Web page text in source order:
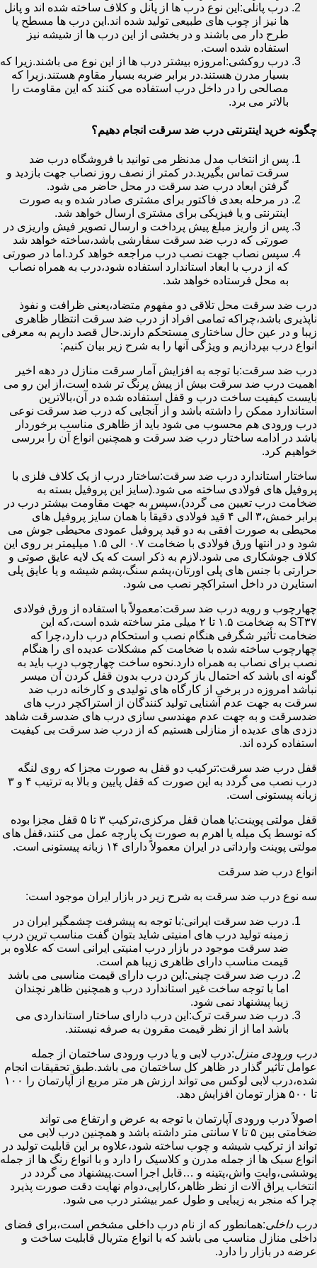
درب پانلی:این نوع درب ها از پانل و کلاف ساخته شده اند و پانل
ها نیز از چوب های طبیعی تولید شده اند.این درب ها مسطح یا
طرح دار می باشند و در بخشی از این درب ها از شیشه نیز
استفاده شده است.
درب روکشی:امروزه بیشتر درب ها از این نوع می باشند.زیرا که
بسیار مدرن هستند.در برابر ضربه بسیار مقاوم هستند.زیرا که
مصالحی را در داخل درب استفاده می کنند که این مقاومت را
بالاتر می برد.
چگونه خرید اینترنتی درب ضد سرقت انجام دهیم؟
پس از انتخاب مدل مدنظر می توانید با فروشگاه درب ضد
سرقت تماس بگیرید.در کمتر از نصف روز نصاب جهت بازدید و
گرفتن ابعاد درب ضد سرقت در محل حاضر می شود.
در مرحله بعدی فاکتور برای مشتری صادر شده و به صورت
اینترنتی و یا فیزیکی برای مشتری ارسال خواهد شد.
پس از واریز مبلغ پیش پرداخت و ارسال تصویر فیش واریزی در
صورتی که درب ضد سرقت سفارشی باشد،ساخته خواهد شد
سپس نصاب جهت نصب درب مراجعه خواهد کرد.اما در صورتی
که از درب با ابعاد استاندارد استفاده شود،درب به همراه نصاب
به محل فرستاده خواهد شد.
درب ضد سرقت محل تلاقی دو مفهوم متضاد،یعنی ظرافت و نفوذ
ناپذیری باشد،چراکه تمامی افراد از درب ضد سرقت انتظار ظاهری
زیبا و در عین حال ساختاری مستحکم دارند.حال قصد داریم به معرفی
انواع درب بپردازیم و ویژگی آنها را به شرح زیر بیان کنیم:
درب ضد سرقت:با توجه به افزایش آمار سرقت منازل در دهه اخیر
اهمیت درب ضد سرقت بیش از پیش پرنگ تر شده است،از این رو می
بایست کیفیت ساخت درب و قفل استفاده شده در آن،بالاترین
استاندارد ممکن را داشته باشد و از آنجایی که درب ضد سرقت نوعی
درب ورودی هم محسوب می شود باید از ظاهری مناسب برخوردار
باشد در ادامه ساختار درب ضد سرقت و همچنین انواع آن را بررسی
خواهیم کرد.
ساختار استاندارد درب ضد سرقت:ساختار درب از یک کلاف فلزی با
پروفیل های فولادی ساخته می شود.(سایز این پروفیل بسته به
ضخامت درب تعیین می گردد)،سپس به جهت مقاومت بیشتر درب در
برابر خمش،۳ الی ۴ قید فولادی دقیقاً با همان سایز پروفیل های
محیطی به صورت افقی به دو قید پروفیل عمودی محیطی جوش می
شود و در انتها ورق فولادی با ضخامت ۰.۷ الی ۱.۵ میلیمتر بر روی این
کلاف جوشکاری می شود.لازم به ذکر است که یک لایه عایق صوتی و
حرارتی با جنس های پلی اورتان،پشم سنگ،پشم شیشه و یا عایق پلی
استایرن در داخل استراکچر نصب می شود.
چهارچوب و رویه درب ضد سرقت:معمولاً با استفاده از ورق فولادی
ST۳۷ به ضخامت ۱.۵ تا ۲ میلی متر ساخته شده است،که این
ضخامت تأثیر شگرفی هنگام نصب و استحکام درب دارد،چرا که
چهارچوب ساخته شده با ضخامت کم مشکلات عدیده ای را هنگام
نصب برای نصاب به همراه دارد.نحوه ساخت چهارچوب درب باید به
گونه ای باشد که احتمال باز کردن درب بدون قفل کردن آن میسر
نباشد امروزه در برخی از کارگاه های تولیدی و کارخانه درب ضد
سرقت به جهت عدم آشنایی تولید کنندگان از استراکچر درب های
ضدسرقت و به جهت عدم مهندسی سازی درب های ضدسرقت شاهد
دزدی های عدیده از منازلی هستیم که از درب ضد سرقت بی کیفیت
استفاده کرده اند.
قفل درب ضد سرقت:ترکیب دو قفل به صورت مجزا که روی لنگه
درب نصب می گردد به این صورت که قفل پایین و بالا به ترتیب ۴ و ۳
زبانه پیستونی است.
قفل مولتی پوینت:یا همان قفل مرکزی،ترکیب ۳ تا ۵ قفل مجزا بوده
که توسط یک میله یا اهرم به صورت یک پارچه عمل می کنند،قفل های
مولتی پوینت وارداتی در ایران معمولاً دارای ۱۴ زبانه پیستونی است.
انواع درب ضد سرقت
سه نوع درب ضد سرقت به شرح زیر در بازار ایران موجود است:
درب ضد سرقت ایرانی:با توجه به پیشرفت چشمگیر ایران در
زمینه تولید درب های امنیتی شاید بتوان گفت مناسب ترین درب
ضد سرقت موجود در بازار درب امنیتی ایرانی است که علاوه بر
قیمت مناسب دارای ظاهری زیبا هم است.
درب ضد سرقت چینی:این درب دارای قیمت مناسبی می باشد
اما با توجه ساخت غیر استاندارد درب و همچنین ظاهر نچندان
زیبا پیشنهاد نمی شود.
درب ضد سرقت ترک:این درب دارای ساختار استانداردی می
باشد اما از از نظر قیمت مقرون به صرفه نیستند.
درب ورودی منزل:درب لابی و یا درب ورودی ساختمان از جمله
عوامل تأثیر گذار در ظاهر کل ساختمان می باشد.طبق تحقیقات انجام
شده،درب لابی لوکس می تواند ارزش هر متر مربع از آپارتمان را ۱۰۰
تا ۵۰۰ هزار تومان افزایش دهد.
اصولاً درب ورودی آپارتمان با توجه به عرض و ارتفاع می تواند
ضخامتی بین ۵ تا ۷ سانتی متر داشته باشد و همچنین درب لابی می
تواند از ترکیب شیشه و چوب ساخته شود،علاوه بر این قابلیت تولید در
انواع سبک ها از جمله مدرن و کلاسیک را دارد و با انواع رنگ ها از جمله
پوششی،وایت واش،پتینه و …قابل اجرا است.پیشنهاد می گردد در
انتخاب یراق آلات از نظر ظاهر،کارایی،دوام نهایت دقت صورت پذیرد
چرا که منجر به زیبایی و طول عمر بیشتر درب می شود.
درب داخلی:همانطور که از نام درب داخلی مشخص است،برای فضای
داخلی منازل مناسب می باشد که با انواع متریال قابلیت ساخت و
عرضه در بازار را دارد.